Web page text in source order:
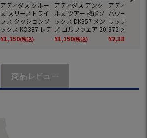
アディダス クルー
丈 スリーストライ
プス クッションソ
ックス KO387 レデ
ィース ゴルフウェ
ア 2026春夏モデル
¥1,150(税込)
アディダス アンク
ル丈 ツアー 機能ソ
ックス DK357 メン
ズ ゴルフウェア 20
26春夏モデル adid
as 日本正規品
¥1,150(税込)
アディダス ア
パワー クルー
リップソック
372 メンズ ゴ
ウェア 2026
デル adidas
¥2,380
商品レビュー